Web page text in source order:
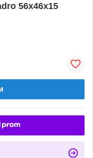
56x46x15